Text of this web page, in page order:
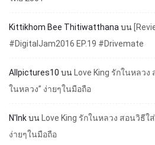
Kittikhom Bee Thitiwatthana บน
#DigitalJam2016 EP.19 #Drivemate
Allpictures10 บน
Love King รักในหลว
ในหลวง” ง่ายๆในมือถือ
N'Inkบน
Love King รักในหลวง สอนวิธี
ง่ายๆในมือถือ